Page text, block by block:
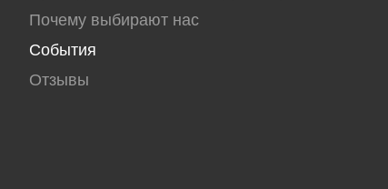
Почему выбирают нас
События
Отзывы